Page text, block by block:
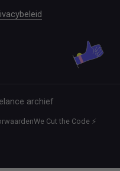
archief
We Cut the Code ⚡️